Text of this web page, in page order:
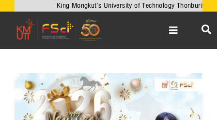
content
King Mongkut’s University of Technology Thonburi
Toggle
Navigation
หน้าหลัก
เกี่ยวกับคณะ
วิชาการ
งานวิจัยและนวัตกรรม
View
Larger
Image